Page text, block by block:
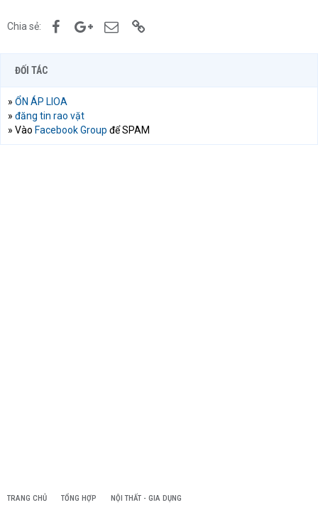
Chia sẻ: FacebookGoogle+Email
ĐỐI TÁC
» ỔN ÁP LIOA
» đăng tin rao vặt
» Vào Facebook Group để SPAM
TRANG CHỦ TỔNG HỢP NỘI THẤT - GIA DỤNG